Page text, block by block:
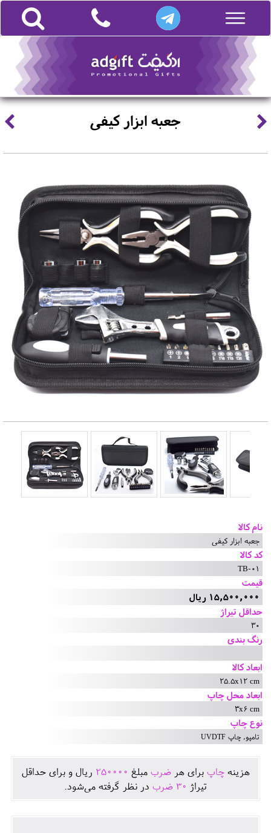
جعبه ابزار کیفی
نام کالا
جعبه ابزار کیفی
کد کالا
TB-01
قیمت
15,500,000 ریال
حداقل تیراژ
30
رنگ بندی
ابعاد کالا
25.5x12 cm
ابعاد محل چاپ
3x6 cm
نوع چاپ
تامپو, چاپ UVDTF
هزينهچاپ برای هرضرب مبلغ 250000 ريال و برای حداقل
تيراژ 30 ضرب در نظر گرفته می‌شود.